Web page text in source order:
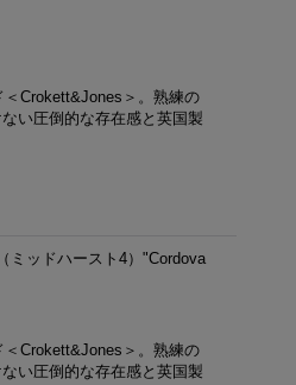
Crokett&Jones＞。熟練の
い圧倒的な存在感と英国製
ミッドハースト4）"Cordova
Crokett&Jones＞。熟練の
い圧倒的な存在感と英国製